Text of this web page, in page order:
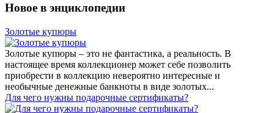
Новое в энциклопедии
Золотые купюры
Золотые купюры – это не фантастика, а реальность. В
настоящее время коллекционер может себе позволить
приобрести в коллекцию невероятно интересные и
необычные денежные банкноты в виде золотых...
​Для чего нужны подарочные сертификаты?